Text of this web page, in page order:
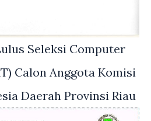
Seleksi Computer
Calon Anggota Komisi
Daerah Provinsi Riau